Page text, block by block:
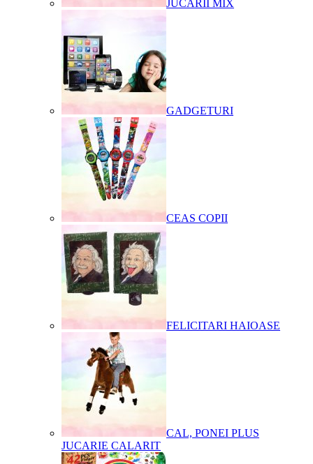
JUCARII MIX
GADGETURI
CEAS COPII
FELICITARI HAIOASE
CAL, PONEI PLUS
JUCARIE CALARIT